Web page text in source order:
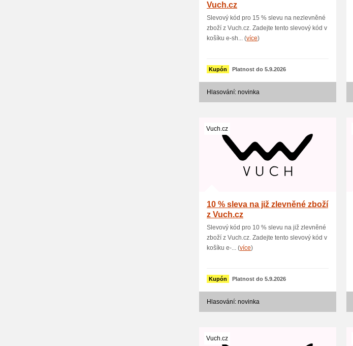
Vuch.cz
Slevový kód pro 15 % slevu na nezlevněné
zboží z Vuch.cz. Zadejte tento slevový kód v
košíku e-sh... (více)
Kupón Platnost do 5.9.2026
Hlasování: novinka
Vuch.cz
10 % sleva na již zlevněné zboží
z Vuch.cz
Slevový kód pro 10 % slevu na již zlevněné
zboží z Vuch.cz. Zadejte tento slevový kód v
košíku e-... (více)
Kupón Platnost do 5.9.2026
Hlasování: novinka
Vuch.cz